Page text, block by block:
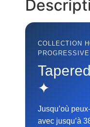
COLLECTION
PROGRESSIVE
✦
Jusqu’où
avec jusqu’à